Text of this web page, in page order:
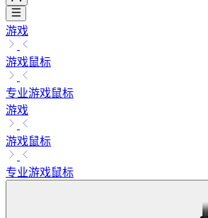
游戏
游戏鼠标
专业游戏鼠标
游戏
游戏鼠标
专业游戏鼠标